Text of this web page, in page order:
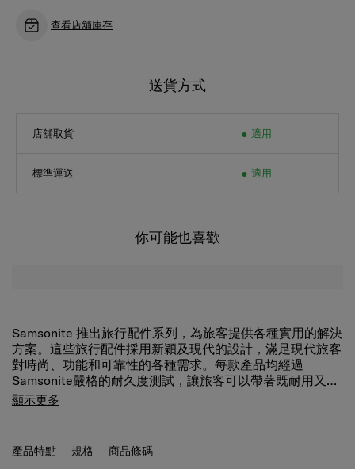
查看店舖庫存
送貨方式
店舖取貨 適用
標準運送 適用
你可能也喜歡
Samsonite 推出旅行配件系列，為旅客提供各種實用的解決
方案。這些旅行配件採用新穎及現代的設計，滿足現代旅客
對時尚、功能和可靠性的各種需求。每款產品均經過
Samsonite嚴格的耐久度測試，讓旅客可以帶著既耐用又時
尚的旅行配件出行。
顯示更多
產品特點 規格 商品條碼